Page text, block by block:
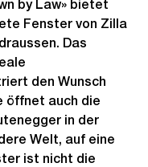
by Law» bietet
Fenster von Zilla
Das
den Wunsch
öffnet auch die
in der
Welt, auf eine
ist nicht die